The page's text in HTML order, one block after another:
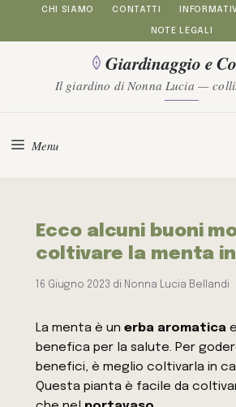
al
contenuto
CHI SIAMO CONTATTI
NOTE LEGALI
Giardinaggio e
Il giardino di Nonna Lucia —
Menu
Ecco alcuni buoni
coltivare la menta
16 Giugno 2023 di Nonna Lucia Bellandi
La menta è unerba aromatica
benefica per la salute. Per
benefici, è meglio coltivarla in
Questa pianta è facile da